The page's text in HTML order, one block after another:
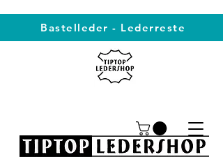
Bastelleder - Lederreste